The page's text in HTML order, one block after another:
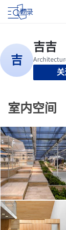
登录
室内空间